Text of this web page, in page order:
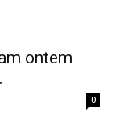
ontem
0